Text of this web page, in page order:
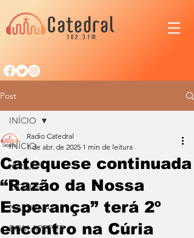
Post
INÍCIO
IGREJA
CIDADE
NACIONAL
BOM APETITE
INÍCIO
Catequese continuada
“Razão da Nossa
Esperança” terá 2º
encontro na Cúria
Radio Catedral
1 de abr. de 2025 1 min de leitura